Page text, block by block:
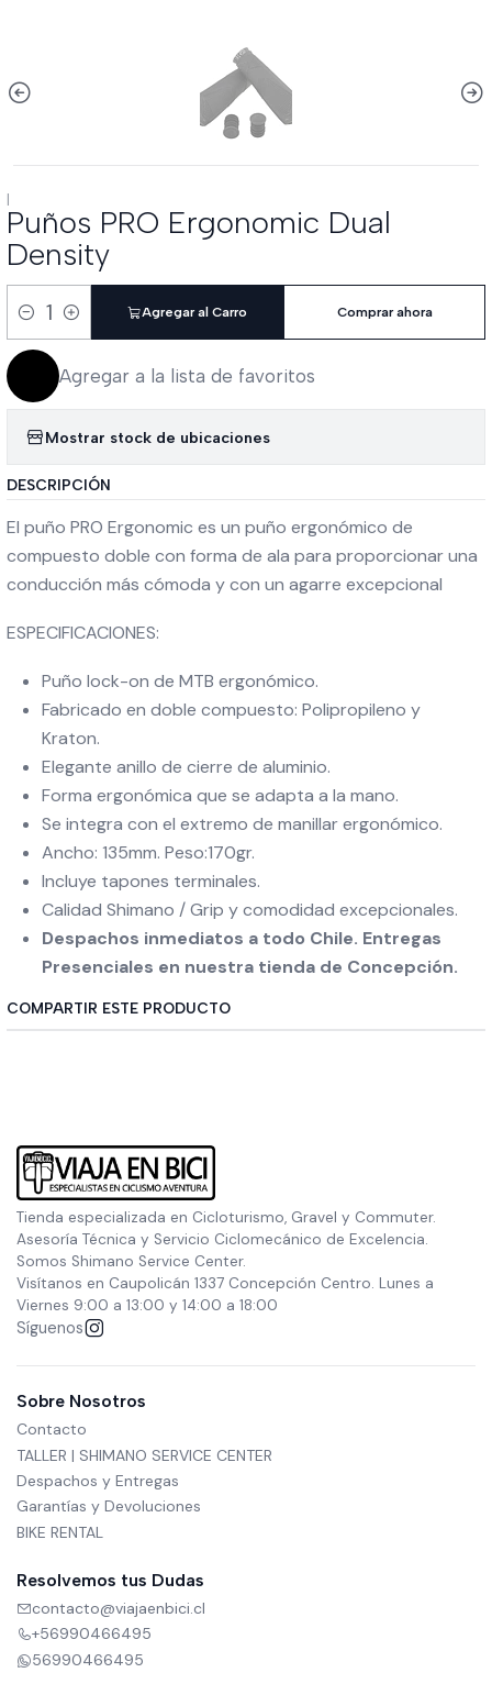
|
Puños PRO Ergonomic Dual
Density
Cantidad
Agregar al Carro Comprar ahora
Agregar a la lista de favoritos
Mostrar stock de ubicaciones
DESCRIPCIÓN
El puño PRO Ergonomic es un puño ergonómico de
compuesto doble con forma de ala para proporcionar una
conducción más cómoda y con un agarre excepcional
ESPECIFICACIONES:
Puño lock-on de MTB ergonómico.
Fabricado en doble compuesto: Polipropileno y
Kraton.
Elegante anillo de cierre de aluminio.
Forma ergonómica que se adapta a la mano.
Se integra con el extremo de manillar ergonómico.
Ancho: 135mm. Peso:170gr.
Incluye tapones terminales.
Calidad Shimano / Grip y comodidad excepcionales.
Despachos inmediatos a todo Chile. Entregas
Presenciales en nuestra tienda de Concepción.
COMPARTIR ESTE PRODUCTO
Tienda especializada en Cicloturismo, Gravel y Commuter.
Asesoría Técnica y Servicio Ciclomecánico de Excelencia.
Somos Shimano Service Center.
Visítanos en Caupolicán 1337 Concepción Centro. Lunes a
Viernes 9:00 a 13:00 y 14:00 a 18:00
Síguenos
Sobre Nosotros
Contacto
TALLER | SHIMANO SERVICE CENTER
Despachos y Entregas
Garantías y Devoluciones
BIKE RENTAL
Resolvemos tus Dudas
contacto@viajaenbici.cl
+56990466495
56990466495